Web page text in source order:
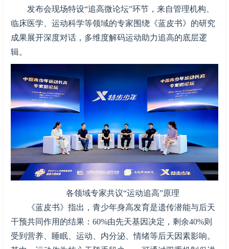
发布会现场特设“追高微论坛”环节，来自管理机构、
临床医学、运动科学等领域的专家围绕《蓝皮书》的研究
成果展开深度对话，多维度解码运动助力追高的底层逻
辑。
各领域专家共议“运动追高”原理
《蓝皮书》指出，青少年身高发育是遗传潜能与后天
干预共同作用的结果：60%由先天基因决定，剩余40%则
受到营养、睡眠、运动、内分泌、情绪等后天因素影响。